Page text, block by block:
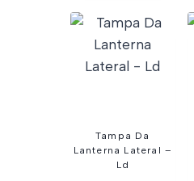
Tampa Da
Lanterna Lateral –
Ld